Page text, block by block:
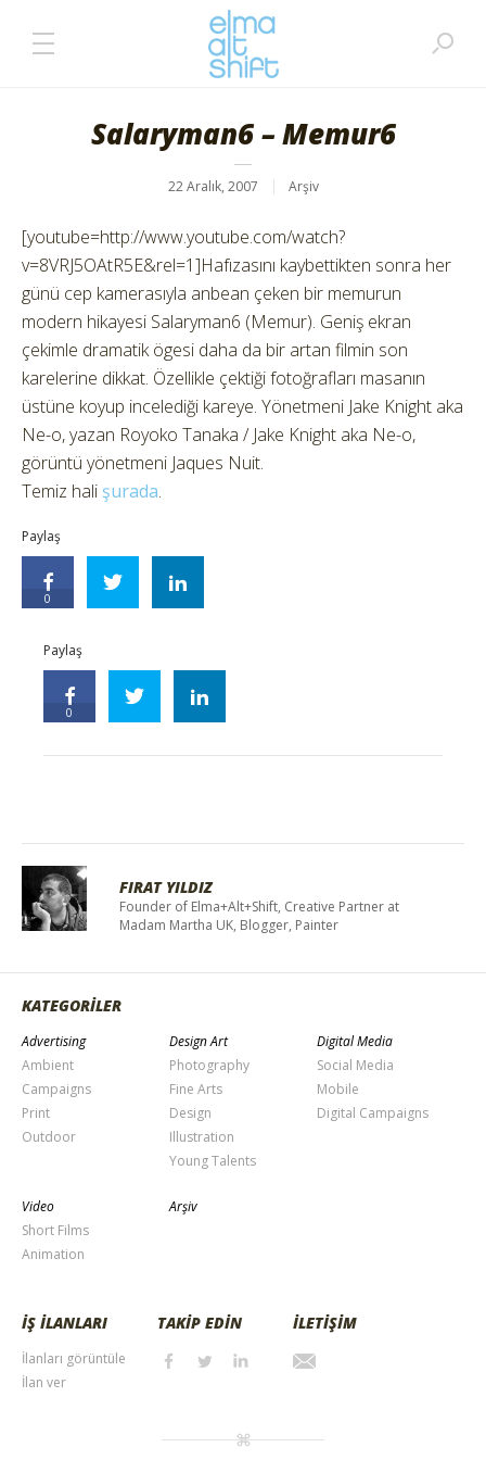
Salaryman6 – Memur6
22 Aralık, 2007 Arşiv
[youtube=http://www.youtube.com/watch?
v=8VRJ5OAtR5E&rel=1]Hafızasını kaybettikten sonra her
günü cep kamerasıyla anbean çeken bir memurun
modern hikayesi Salaryman6 (Memur). Geniş ekran
çekimle dramatik ögesi daha da bir artan filmin son
karelerine dikkat. Özellikle çektiği fotoğrafları masanın
üstüne koyup incelediği kareye. Yönetmeni Jake Knight aka
Ne-o, yazan Royoko Tanaka / Jake Knight aka Ne-o,
görüntü yönetmeni Jaques Nuit.
Temiz hali şurada.
Paylaş
0
Paylaş
0
FIRAT YILDIZ
Founder of Elma+Alt+Shift, Creative Partner at
Madam Martha UK, Blogger, Painter
KATEGORİLER
Advertising
Ambient
Campaigns
Print
Outdoor
Design Art
Photography
Fine Arts
Design
Illustration
Young Talents
Digital Media
Social Media
Mobile
Digital Campaigns
Video
Short Films
Animation
Arşiv
İŞ İLANLARI
İlanları görüntüle
İlan ver
TAKİP EDİN İLETİŞİM